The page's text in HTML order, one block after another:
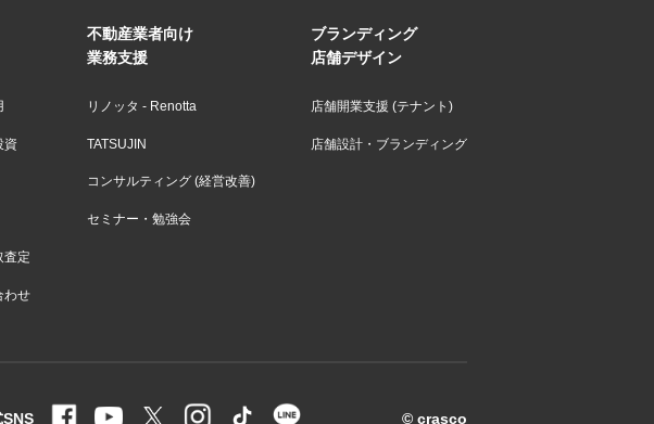
資
査定
わせ
不動産業者向け
業務支援
リノッタ - Renotta
TATSUJIN
コンサルティング (経営改善)
セミナー・勉強会
ブランディング
店舗デザイン
店舗開業支援 (テナント)
店舗設計・ブランディング
© crasco